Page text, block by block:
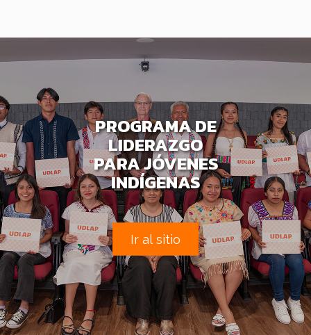
PROGRAMA DE
LIDERAZGO
PARA JÓVENES
INDÍGENAS
Ir al sitio